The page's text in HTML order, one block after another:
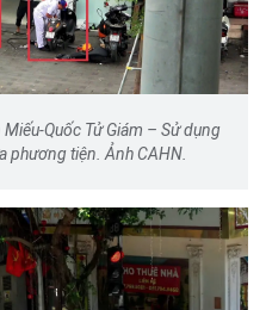
Quốc Tử Giám – Sử dụng
phương tiện. Ảnh CAHN.